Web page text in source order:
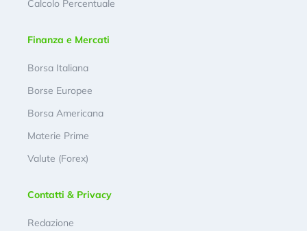
Calcolo Percentuale
Finanza e Mercati
Borsa Italiana
Borse Europee
Borsa Americana
Materie Prime
Valute (Forex)
Contatti & Privacy
Redazione